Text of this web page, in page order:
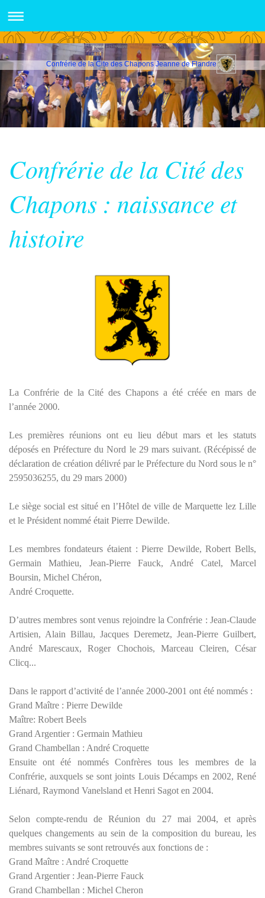
Confrérie de la Cite des Chapons Jeanne de Flandre
Confrérie de la Cité des
Chapons : naissance et
histoire
La Confrérie de la Cité des Chapons a été créée en mars de
l’année 2000.
Les premières réunions ont eu lieu début mars et les statuts
déposés en Préfecture du Nord le 29 mars suivant. (Récépissé de
déclaration de création délivré par le Préfecture du Nord sous le n°
2595036255, du 29 mars 2000)
Le siège social est situé en l’Hôtel de ville de Marquette lez Lille
et le Président nommé était Pierre Dewilde.
Les membres fondateurs étaient : Pierre Dewilde, Robert Bells,
Germain Mathieu, Jean-Pierre Fauck, André Catel, Marcel
Boursin, Michel Chéron,
André Croquette.
D’autres membres sont venus rejoindre la Confrérie : Jean-Claude
Artisien, Alain Billau, Jacques Deremetz, Jean-Pierre Guilbert,
André Marescaux, Roger Chochois, Marceau Cleiren, César
Clicq...
Dans le rapport d’activité de l’année 2000-2001 ont été nommés :
Grand Maître : Pierre Dewilde
Maître: Robert Beels
Grand Argentier : Germain Mathieu
Grand Chambellan : André Croquette
Ensuite ont été nommés Confrères tous les membres de la
Confrérie, auxquels se sont joints Louis Décamps en 2002, René
Liénard, Raymond Vanelsland et Henri Sagot en 2004.
Selon compte-rendu de Réunion du 27 mai 2004, et après
quelques changements au sein de la composition du bureau, les
membres suivants se sont retrouvés aux fonctions de :
Grand Maître : André Croquette
Grand Argentier : Jean-Pierre Fauck
Grand Chambellan : Michel Cheron